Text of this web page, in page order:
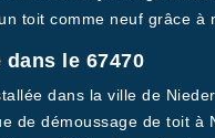
toit comme neuf grâce à
le 67470
dans la ville de
de démoussage de toit à